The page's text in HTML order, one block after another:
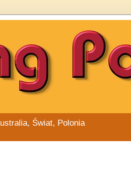
Świat, Polonia